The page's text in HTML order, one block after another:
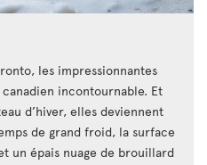
les impressionnantes
incontournable. Et
d’hiver, elles deviennent
de grand froid, la surface
un épais nuage de brouillard